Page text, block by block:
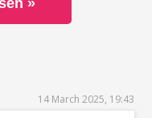
14 March 2025, 19:43